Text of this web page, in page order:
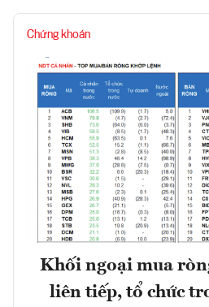
Chứng khoán
Khối ngoại mua
liên tiếp, tổ chức